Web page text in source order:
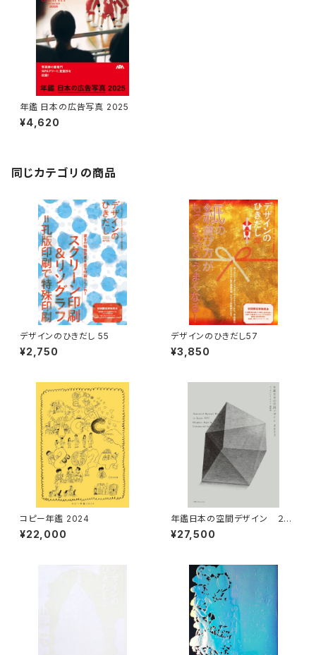
年鑑 日本の広告写真 2025
¥4,620
同じカテゴリの商品
デザインのひきだし 55
¥2,750
デザインのひきだし57
¥3,850
コピー年鑑 2024
¥22,000
年鑑日本の空間デザイン ２０
２５
¥27,500